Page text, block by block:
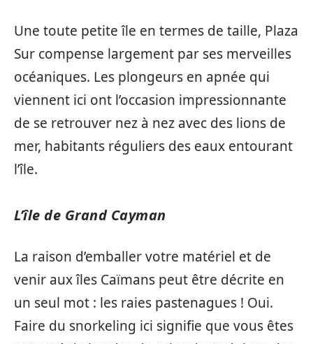
Une toute petite île en termes de taille, Plaza
Sur compense largement par ses merveilles
océaniques. Les plongeurs en apnée qui
viennent ici ont l’occasion impressionnante
de se retrouver nez à nez avec des lions de
mer, habitants réguliers des eaux entourant
l’île.
L’île de Grand Cayman
La raison d’emballer votre matériel et de
venir aux îles Caïmans peut être décrite en
un seul mot : les raies pastenagues ! Oui.
Faire du snorkeling ici signifie que vous êtes